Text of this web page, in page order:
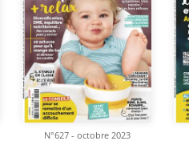
N°627 - octobre 2023